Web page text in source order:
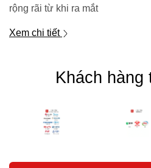
rộng rãi từ khi ra mắt
Xem chi tiết
Khách hàng